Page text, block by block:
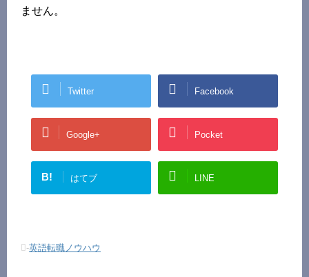
ません。
Twitter Facebook
Google+ Pocket
B! はてブ LINE
-英語転職ノウハウ